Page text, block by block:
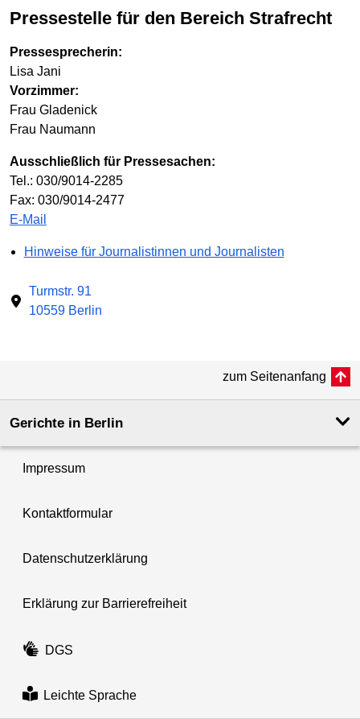
Pressestelle für den Bereich Strafrecht
Pressesprecherin:
Lisa Jani
Vorzimmer:
Frau Gladenick
Frau Naumann
Ausschließlich für Pressesachen:
Tel.: 030/9014-2285
Fax: 030/9014-2477
E-Mail
Hinweise für Journalistinnen und Journalisten
Turmstr. 91
10559 Berlin
zum Seitenanfang
Gerichte in Berlin
Impressum
Kontaktformular
Datenschutzerklärung
Erklärung zur Barrierefreiheit
DGS
Leichte Sprache